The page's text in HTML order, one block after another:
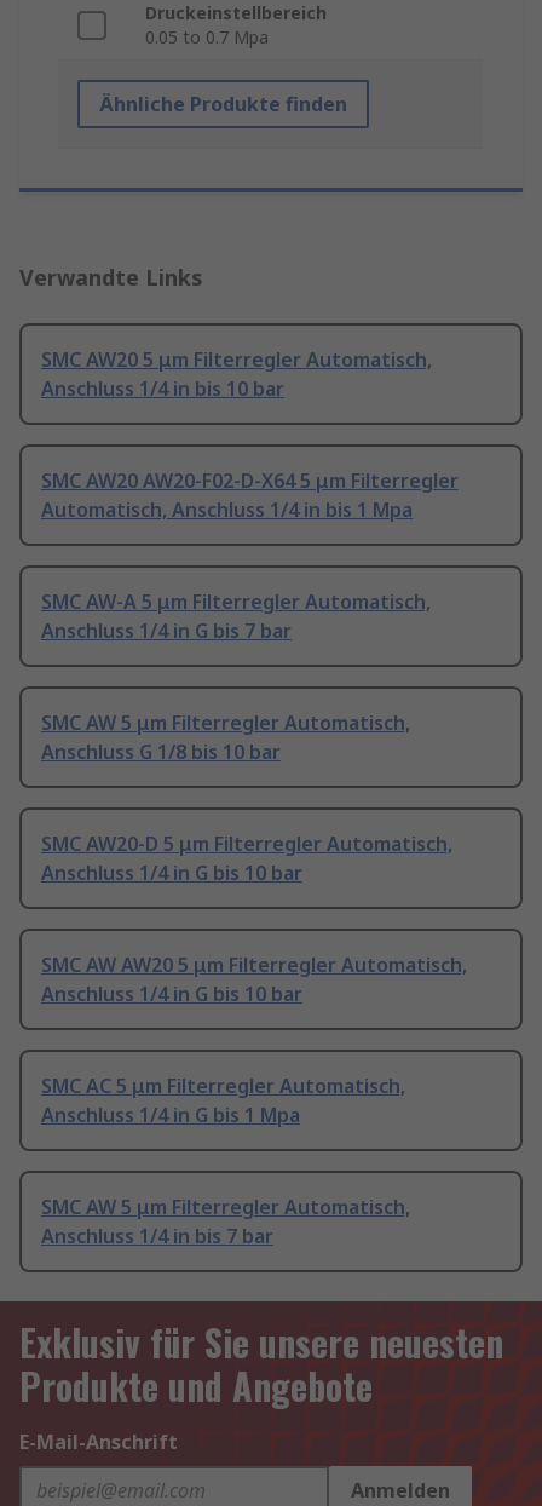
Druckeinstellbereich
0.05 to 0.7 Mpa
Ähnliche Produkte finden
Verwandte Links
SMC AW20 5 μm Filterregler Automatisch,
Anschluss 1/4 in bis 10 bar
SMC AW20 AW20-F02-D-X64 5 μm Filterregler
Automatisch, Anschluss 1/4 in bis 1 Mpa
SMC AW-A 5 μm Filterregler Automatisch,
Anschluss 1/4 in G bis 7 bar
SMC AW 5 μm Filterregler Automatisch,
Anschluss G 1/8 bis 10 bar
SMC AW20-D 5 μm Filterregler Automatisch,
Anschluss 1/4 in G bis 10 bar
SMC AW AW20 5 μm Filterregler Automatisch,
Anschluss 1/4 in G bis 10 bar
SMC AC 5 μm Filterregler Automatisch,
Anschluss 1/4 in G bis 1 Mpa
SMC AW 5 μm Filterregler Automatisch,
Anschluss 1/4 in bis 7 bar
Exklusiv für Sie unsere neuesten
Produkte und Angebote
E-Mail-Anschrift
Anmelden